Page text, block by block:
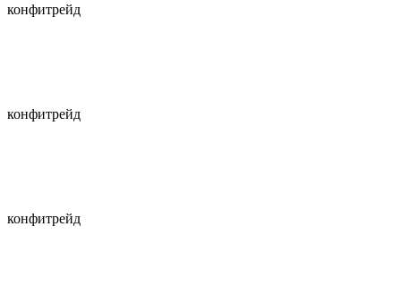
конфитрейд
конфитрейд
конфитрейд